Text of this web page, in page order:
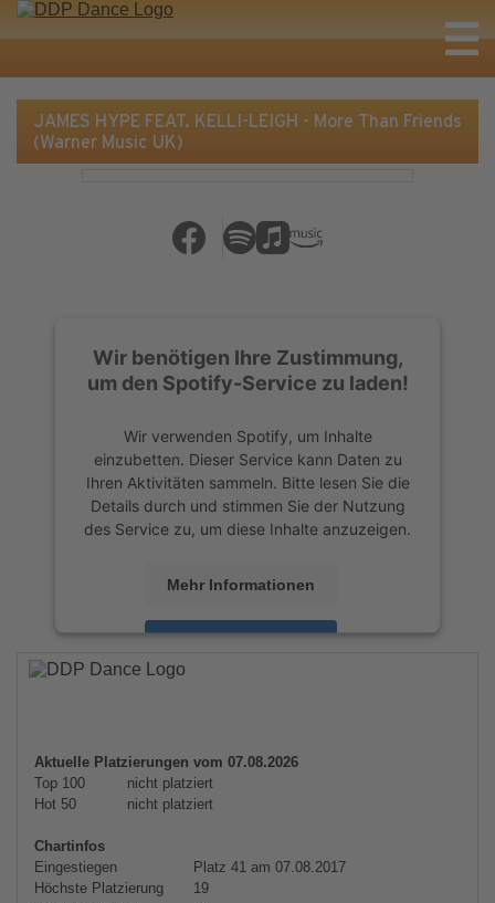
JAMES HYPE FEAT. KELLI-LEIGH - More Than Friends
(Warner Music UK)
Wir benötigen Ihre Zustimmung,
um den Spotify-Service zu laden!
Wir verwenden Spotify, um Inhalte
einzubetten. Dieser Service kann Daten zu
Ihren Aktivitäten sammeln. Bitte lesen Sie die
Details durch und stimmen Sie der Nutzung
des Service zu, um diese Inhalte anzuzeigen.
Mehr Informationen
Akzeptieren
powered by
Aktuelle Platzierungen vom 07.08.2026
Top 100
nicht platziert
Hot 50
nicht platziert
Chartinfos
Eingestiegen
Platz 41 am 07.08.2017
Höchste Platzierung
19